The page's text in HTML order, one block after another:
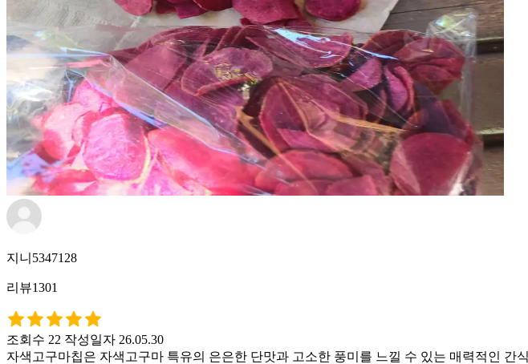
지니5347128
리뷰1301
조회수 22 작성일자 26.05.30
자색고구마칩은 자색고구마 특유의 은은한 단맛과 고소한 풍미를 느낄 수 있는 매력적인